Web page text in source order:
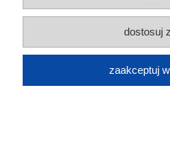
dostosuj
zaakceptuj